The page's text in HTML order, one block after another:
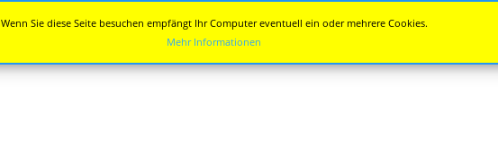
Wenn Sie diese Seite besuchen empfängt Ihr Computer eventuell ein oder mehrere Cookies.
Mehr Informationen